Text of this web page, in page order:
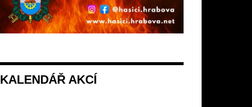
KALENDÁŘ AKCÍ